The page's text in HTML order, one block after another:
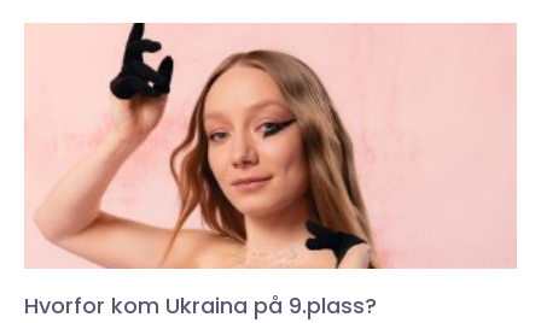
Hvorfor kom Ukraina på 9.plass?